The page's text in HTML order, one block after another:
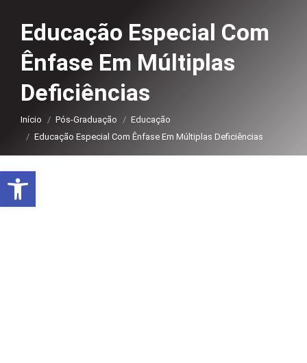
Educação Especial Com
Ênfase Em Múltiplas
Deficiências
Você está aqui:
Início Pós-Graduação
Educação
Educação Especial Com Ênfase Em Múltiplas Deficiências
Abrir a barra de ferramentas